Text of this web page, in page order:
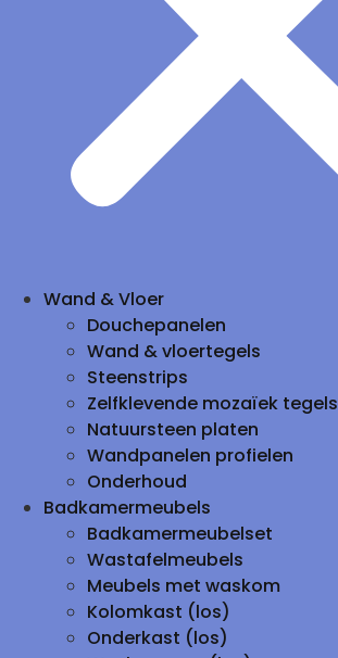
Wand & Vloer
Douchepanelen
Wand & vloertegels
Steenstrips
Zelfklevende mozaïek tegels
Natuursteen platen
Wandpanelen profielen
Onderhoud
Badkamermeubels
Badkamermeubelset
Wastafelmeubels
Meubels met waskom
Kolomkast (los)
Onderkast (los)